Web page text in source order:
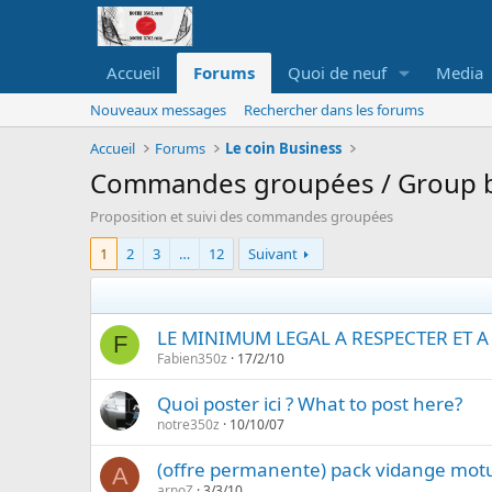
Accueil Forums Quoi de neuf Media
Nouveaux messages
Rechercher dans les forums
Accueil
Forums Le coin Business
Commandes groupées / Group
Proposition et suivi des commandes groupées
1
2 3 … 12 Suivant
F LE MINIMUM LEGAL A RESPECTER ET
Fabien350z 17/2/10
Quoi poster ici ? What to post here?
notre350z 10/10/07
A (offre permanente) pack vidange